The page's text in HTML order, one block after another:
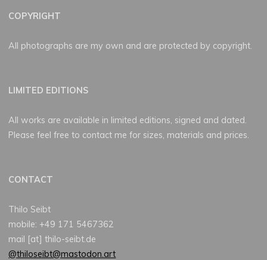
COPYRIGHT
All photographs are my own and are protected by copyright.
LIMITED EDITIONS
All works are available in limited editions, signed and dated.
Please feel free to contact me for sizes, materials and prices.
CONTACT
Thilo Seibt
mobile: +49 171 5467362
mail [at] thilo-seibt.de
@thiloseibt@mastodon.art